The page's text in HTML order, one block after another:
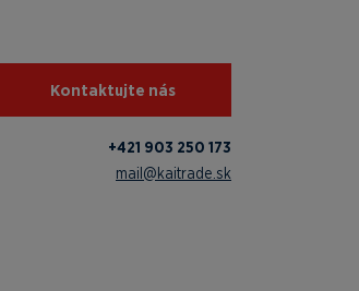
Kontaktujte nás
+421 903 250 173
mail@kaitrade.sk